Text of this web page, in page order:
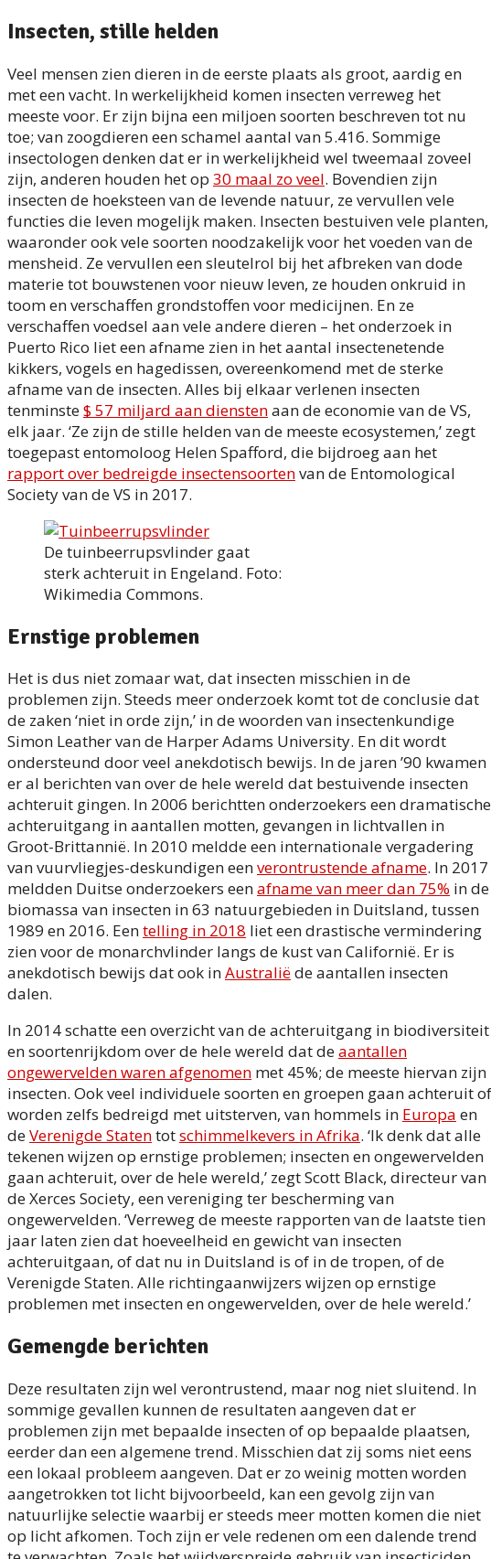
Insecten, stille helden
Veel mensen zien dieren in de eerste plaats als groot, aardig en
met een vacht. In werkelijkheid komen insecten verreweg het
meeste voor. Er zijn bijna een miljoen soorten beschreven tot nu
toe; van zoogdieren een schamel aantal van 5.416. Sommige
insectologen denken dat er in werkelijkheid wel tweemaal zoveel
zijn, anderen houden het op 30 maal zo veel. Bovendien zijn
insecten de hoeksteen van de levende natuur, ze vervullen vele
functies die leven mogelijk maken. Insecten bestuiven vele planten,
waaronder ook vele soorten noodzakelijk voor het voeden van de
mensheid. Ze vervullen een sleutelrol bij het afbreken van dode
materie tot bouwstenen voor nieuw leven, ze houden onkruid in
toom en verschaffen grondstoffen voor medicijnen. En ze
verschaffen voedsel aan vele andere dieren – het onderzoek in
Puerto Rico liet een afname zien in het aantal insectenetende
kikkers, vogels en hagedissen, overeenkomend met de sterke
afname van de insecten. Alles bij elkaar verlenen insecten
tenminste$ 57 miljard aan dienstenaan de economie van de VS,
elk jaar. ‘Ze zijn de stille helden van de meeste ecosystemen,’ zegt
toegepast entomoloog Helen Spafford, die bijdroeg aan het
rapport over bedreigde insectensoortenvan de Entomological
Society van de VS in 2017.
De tuinbeerrupsvlinder gaat
sterk achteruit in Engeland. Foto:
Wikimedia Commons.
Ernstige problemen
Het is dus niet zomaar wat, dat insecten misschien in de
problemen zijn. Steeds meer onderzoek komt tot de conclusie dat
de zaken ‘niet in orde zijn,’ in de woorden van insectenkundige
Simon Leather van de Harper Adams University. En dit wordt
ondersteund door veel anekdotisch bewijs. In de jaren ’90 kwamen
er al berichten van over de hele wereld dat bestuivende insecten
achteruit gingen. In 2006 berichtten onderzoekers een dramatische
achteruitgang in aantallen motten, gevangen in lichtvallen in
Groot-Brittannië. In 2010 meldde een internationale vergadering
van vuurvliegjes-deskundigen eenverontrustende afname. In 2017
meldden Duitse onderzoekers eenafname van meer dan 75% in de
biomassa van insecten in 63 natuurgebieden in Duitsland, tussen
1989 en 2016. Eentelling in 2018 liet een drastische vermindering
zien voor de monarchvlinder langs de kust van Californië. Er is
anekdotisch bewijs dat ook inAustraliëde aantallen insecten
dalen.
In 2014 schatte een overzicht van de achteruitgang in biodiversiteit
en soortenrijkdom over de hele wereld dat deaantallen
ongewervelden waren afgenomen met 45%; de meeste hiervan zijn
insecten. Ook veel individuele soorten en groepen gaan achteruit of
worden zelfs bedreigd met uitsterven, van hommels in Europa en
deVerenigde Statentotschimmelkevers in Afrika. ‘Ik denk dat alle
tekenen wijzen op ernstige problemen; insecten en ongewervelden
gaan achteruit, over de hele wereld,’ zegt Scott Black, directeur van
de Xerces Society, een vereniging ter bescherming van
ongewervelden. ‘Verreweg de meeste rapporten van de laatste tien
jaar laten zien dat hoeveelheid en gewicht van insecten
achteruitgaan, of dat nu in Duitsland is of in de tropen, of de
Verenigde Staten. Alle richtingaanwijzers wijzen op ernstige
problemen met insecten en ongewervelden, over de hele wereld.’
Gemengde berichten
Deze resultaten zijn wel verontrustend, maar nog niet sluitend. In
sommige gevallen kunnen de resultaten aangeven dat er
problemen zijn met bepaalde insecten of op bepaalde plaatsen,
eerder dan een algemene trend. Misschien dat zij soms niet eens
een lokaal probleem aangeven. Dat er zo weinig motten worden
aangetrokken tot licht bijvoorbeeld, kan een gevolg zijn van
natuurlijke selectie waarbij er steeds meer motten komen die niet
op licht afkomen. Toch zijn er vele redenen om een dalende trend